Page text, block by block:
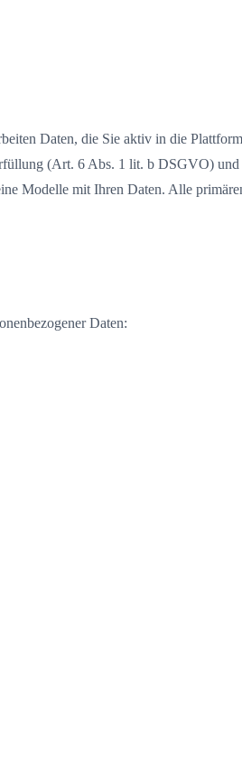
Daten, die Sie aktiv in die
(Art. 6 Abs. 1 lit. b DSGVO)
Modelle mit Ihren Daten. Alle
Daten: